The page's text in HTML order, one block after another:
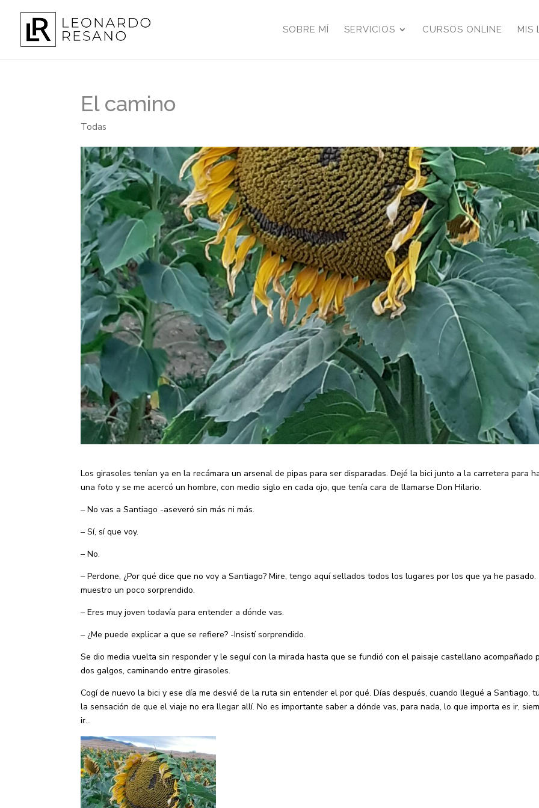
SOBRE MÍ SERVICIOS CURSOS ONLINE MIS
El camino
Todas
Los girasoles tenían ya en la recámara un arsenal de pipas para ser disparadas. Dejé la bici junto a la carretera para
una foto y se me acercó un hombre, con medio siglo en cada ojo, que tenía cara de llamarse Don Hilario.
– No vas a Santiago -aseveró sin más ni más.
– Sí, sí que voy.
– No.
– Perdone, ¿Por qué dice que no voy a Santiago? Mire, tengo aquí sellados todos los lugares por los que ya he
muestro un poco sorprendido.
– Eres muy joven todavía para entender a dónde vas.
– ¿Me puede explicar a que se refiere? -Insistí sorprendido.
Se dio media vuelta sin responder y le seguí con la mirada hasta que se fundió con el paisaje castellano acompañado
dos galgos, caminando entre girasoles.
Cogí de nuevo la bici y ese día me desvié de la ruta sin entender el por qué. Días después, cuando llegué a Santiago,
la sensación de que el viaje no era llegar allí. No es importante saber a dónde vas, para nada, lo que importa es ir,
ir…